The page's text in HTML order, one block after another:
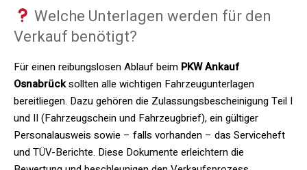
Welche Unterlagen werden für den
Verkauf benötigt?
Für einen reibungslosen Ablauf beim PKW Ankauf
Osnabrücksollten alle wichtigen Fahrzeugunterlagen
bereitliegen. Dazu gehören die Zulassungsbescheinigung Teil I
und II (Fahrzeugschein und Fahrzeugbrief), ein gültiger
Personalausweis sowie – falls vorhanden – das Serviceheft
und TÜV-Berichte. Diese Dokumente erleichtern die